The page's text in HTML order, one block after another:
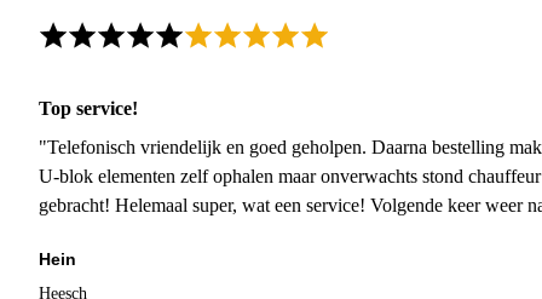
Top service!
"Telefonisch vriendelijk en goed geholpen. Daarna bestelling
U-blok elementen zelf ophalen maar onverwachts stond
gebracht! Helemaal super, wat een service! Volgende keer weer
Hein
Heesch